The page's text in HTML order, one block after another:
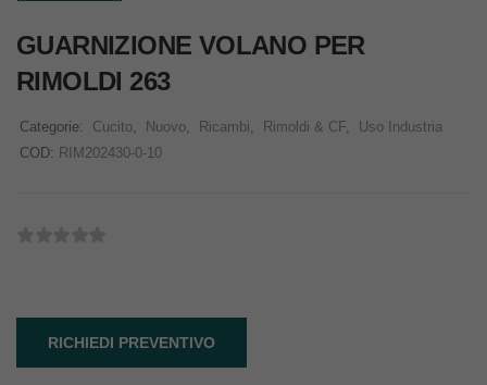
GUARNIZIONE VOLANO PER
RIMOLDI 263
Categorie: Cucito, Nuovo, Ricambi, Rimoldi & CF,
Uso Industria
COD: RIM202430-0-10
RICHIEDI PREVENTIVO